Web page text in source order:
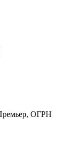
ОГРН